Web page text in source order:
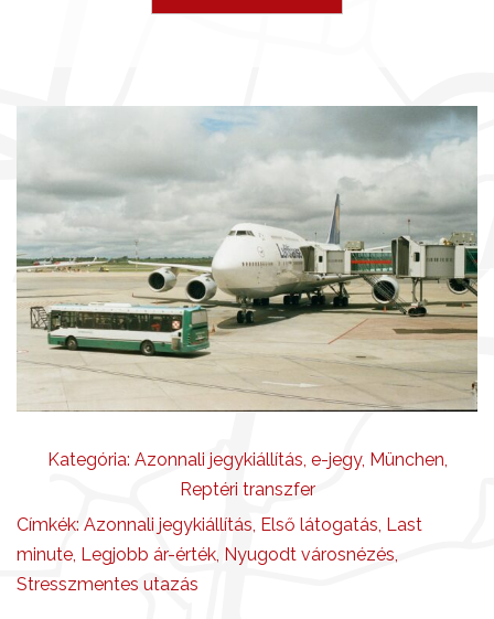
Kategória: Azonnali jegykiállítás, e-jegy, München,
Reptéri transzfer
Címkék: Azonnali jegykiállítás, Első látogatás, Last
minute, Legjobb ár-érték, Nyugodt városnézés,
Stresszmentes utazás